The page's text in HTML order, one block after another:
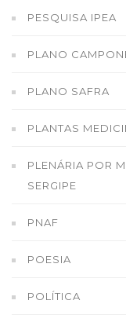
PESQUISA IPEA
PLANO
PLANO SAFRA
PLANTAS
PLENÁRIA POR
SERGIPE
PNAF
POESIA
POLÍTICA